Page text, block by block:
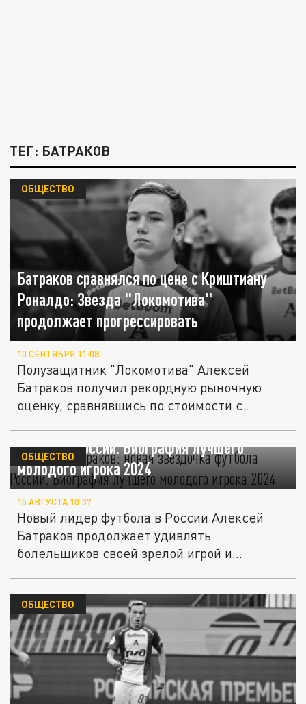
ТЕГ: БАТРАКОВ
Батраков сравнялся по цене с Криштиану
Роналдо: Звезда "Локомотива"
продолжает прогрессировать
ОБЩЕСТВО
10 СЕНТЯБРЯ 11:08
Полузащитник "Локомотива" Алексей
Батраков получил рекордную рыночную
оценку, сравнявшись по стоимости с...
Алексей Батраков: новая звёздочка
футбола России. Биография лучшего
молодого игрока 2024
ОБЩЕСТВО
15 АВГУСТА 10:37
Новый лидер футбола в России Алексей
Батраков продолжает удивлять
болельщиков своей зрелой игрой и...
ОБЩЕСТВО